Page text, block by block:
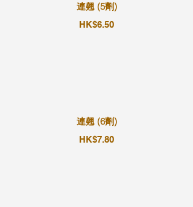
連翹 (5劑)
HK$6.50
連翹 (6劑)
HK$7.80